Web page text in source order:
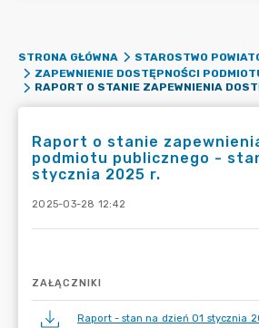
STRONA GŁÓWNA
STAROSTWO
ZAPEWNIENIE DOSTĘPNOŚCI
Raport o stanie
podmiotu publicznego -
stycznia 2025 r.
2025-03-28 12:42
ZAŁĄCZNIKI
Raport - stan na dzień 01 stycznia